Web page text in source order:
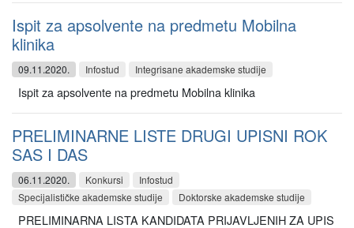
Ispit za apsolvente na predmetu Mobilna
klinika
09.11.2020. Infostud Integrisane akademske studije
Ispit za apsolvente na predmetu Mobilna klinika
PRELIMINARNE LISTE DRUGI UPISNI ROK
SAS I DAS
06.11.2020. Konkursi
Infostud
Specijalističke akademske studije
Doktorske akademske studije
PRELIMINARNA LISTA KANDIDATA PRIJAVLJENIH ZA UPIS